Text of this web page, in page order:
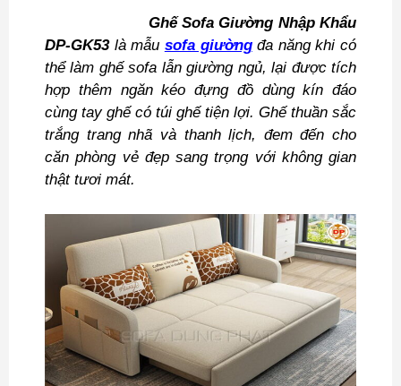
Ghế Sofa Giường Nhập Khẩu
DP-GK53là mẫu sofa giườngđa năng khi có
thể làm ghế sofa lẫn giường ngủ, lại được tích
hợp thêm ngăn kéo đựng đồ dùng kín đáo
cùng tay ghế có túi ghế tiện lợi. Ghế thuần sắc
trắng trang nhã và thanh lịch, đem đến cho
căn phòng vẻ đẹp sang trọng với không gian
thật tươi mát.